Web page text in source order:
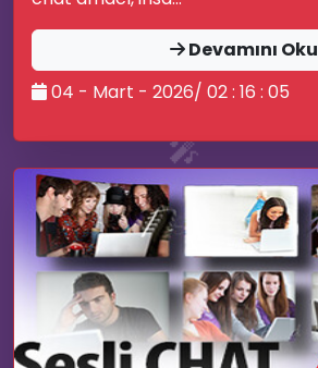
🤩
🎤
🎆
Devamını Oku
04 - Mart - 2026/ 02 : 16 : 05